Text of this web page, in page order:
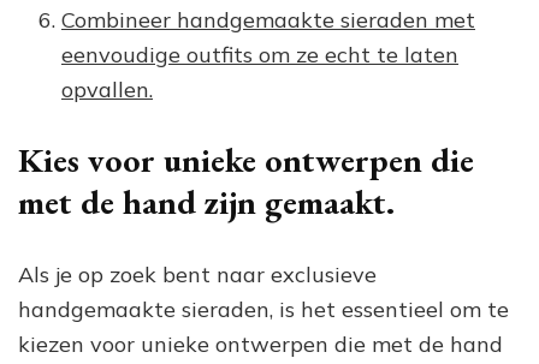
Combineer handgemaakte sieraden met
eenvoudige outfits om ze echt te laten
opvallen.
Kies voor unieke ontwerpen die
met de hand zijn gemaakt.
Als je op zoek bent naar exclusieve
handgemaakte sieraden, is het essentieel om te
kiezen voor unieke ontwerpen die met de hand